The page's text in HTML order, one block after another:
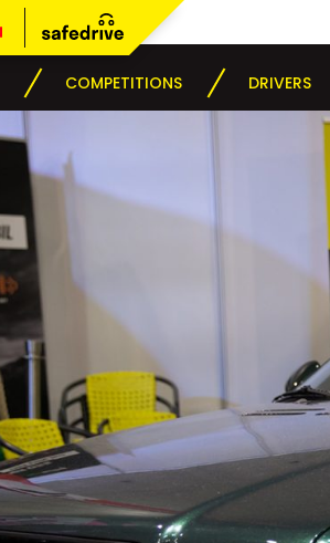
COMPETITIONS DRIVERS